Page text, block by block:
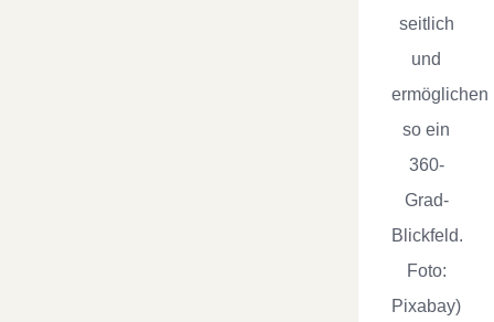
seitlich
und
ermöglichen
so ein
360-
Grad-
Blickfeld.
Foto:
Pixabay)